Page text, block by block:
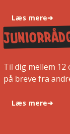
Læs mere➜
Til dig mellem
på breve fra
Læs mere➜